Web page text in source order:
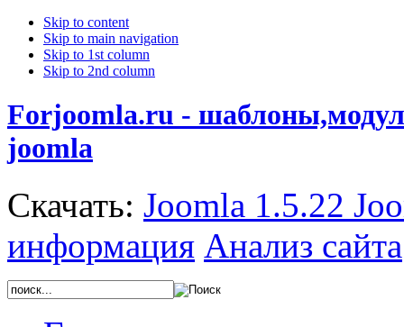
Skip to content
Skip to main navigation
Skip to 1st column
Skip to 2nd column
Forjoomla.ru -
joomla
Скачать: Joomla 1.5.22
информация Анализ сайта